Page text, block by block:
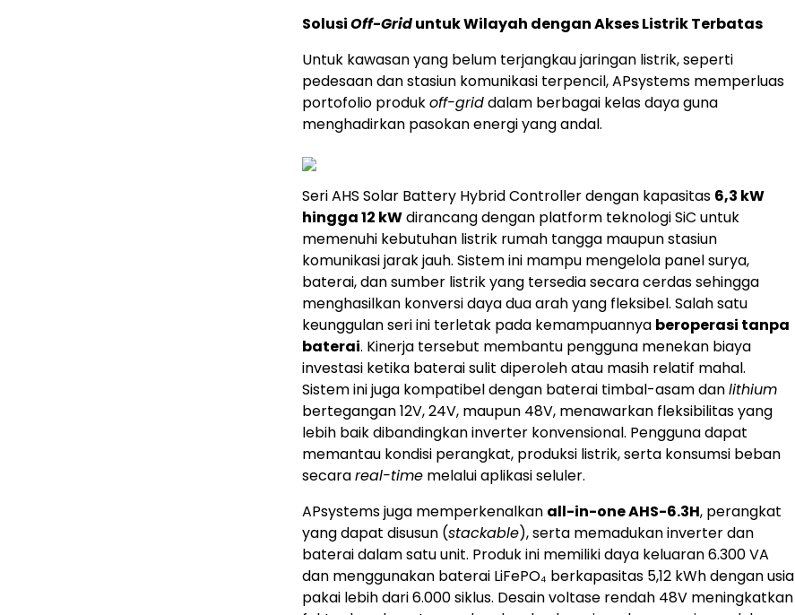
SolusiOff-Griduntuk Wilayah dengan Akses Listrik Terbatas
Untuk kawasan yang belum terjangkau jaringan listrik, seperti
pedesaan dan stasiun komunikasi terpencil, APsystems memperluas
portofolio produkoff-griddalam berbagai kelas daya guna
menghadirkan pasokan energi yang andal.
Seri AHS Solar Battery Hybrid Controller dengan kapasitas 6,3 kW
hingga 12 kWdirancang dengan platform teknologi SiC untuk
memenuhi kebutuhan listrik rumah tangga maupun stasiun
komunikasi jarak jauh. Sistem ini mampu mengelola panel surya,
baterai, dan sumber listrik yang tersedia secara cerdas sehingga
menghasilkan konversi daya dua arah yang fleksibel. Salah satu
keunggulan seri ini terletak pada kemampuannya beroperasi tanpa
baterai. Kinerja tersebut membantu pengguna menekan biaya
investasi ketika baterai sulit diperoleh atau masih relatif mahal.
Sistem ini juga kompatibel dengan baterai timbal-asam danlithium
bertegangan 12V, 24V, maupun 48V, menawarkan fleksibilitas yang
lebih baik dibandingkan inverter konvensional. Pengguna dapat
memantau kondisi perangkat, produksi listrik, serta konsumsi beban
secarareal-time melalui aplikasi seluler.
APsystems juga memperkenalkan all-in-one AHS-6.3H, perangkat
yang dapat disusun (stackable), serta memadukan inverter dan
baterai dalam satu unit. Produk ini memiliki daya keluaran 6.300 VA
dan menggunakan baterai LiFePO₄ berkapasitas 5,12 kWh dengan usia
pakai lebih dari 6.000 siklus. Desain voltase rendah 48V meningkatkan